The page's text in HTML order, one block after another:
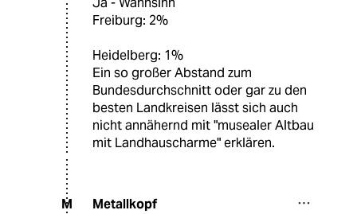
Freiburg: 2%
Heidelberg: 1%
Ein so großer Abstand zum
Bundesdurchschnitt oder gar zu den
besten Landkreisen lässt sich auch
nicht annähernd mit "musealer Altbau
mit Landhauscharme" erklären.
M Metallkopf